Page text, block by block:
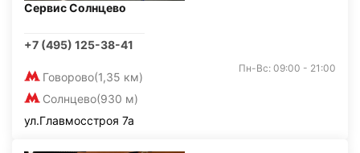
Сервис Солнцево
+7 (495) 125-38-41
Говорово(1,35 км)
Солнцево(930 м)
Пн-Вс: 09:00 - 21:00
ул.Главмосстроя 7а